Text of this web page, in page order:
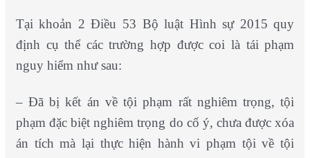
Tại khoản 2 Điều 53 Bộ luật Hình sự 2015 quy
định cụ thể các trường hợp được coi là tái phạm
nguy hiểm như sau:
– Đã bị kết án về tội phạm rất nghiêm trọng, tội
phạm đặc biệt nghiêm trọng do cố ý, chưa được xóa
án tích mà lại thực hiện hành vi phạm tội về tội